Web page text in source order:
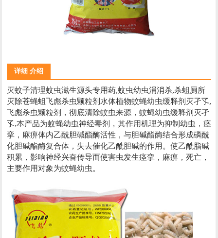
详细 介绍
灭蚊子清理蚊虫滋生源头专用药,蚊虫幼虫涓消杀,杀蛆厕所
灭除苍蝇蛆飞彪杀虫颗粒剂水体植物蚊蝇幼虫缓释剂灭孑孓,
飞彪杀虫颗粒剂，彻底清除蚊虫来源，蚊蝇幼虫缓释剂灭孑
孓,本产品为蚊蝇幼虫神经毒剂，其作用机理为抑制幼虫，痉
挛，麻痹体内乙酰胆碱酯酶活性，与胆碱酯酶结合形成磷酰
化胆碱酯酶复合体，失去催化乙酰胆碱的作用。使乙酰脂碱
积累，影响神经兴奋传导而使害虫发生痉挛，麻痹，死亡，
主要作用对象为蚊蝇幼虫。